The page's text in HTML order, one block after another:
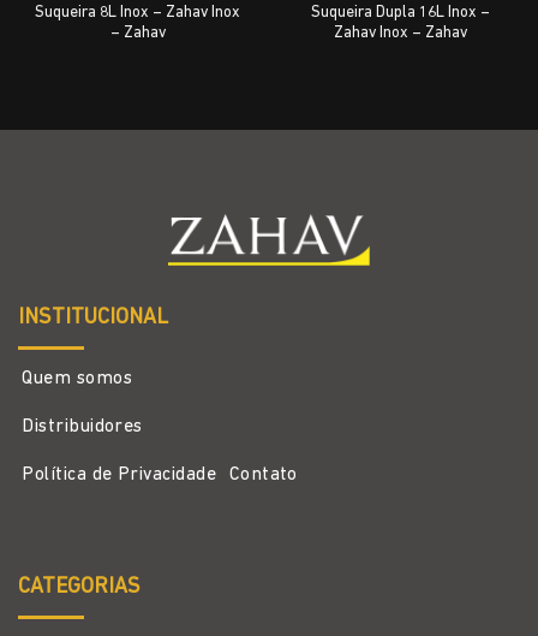
Suqueira 8L Inox – Zahav Inox
– Zahav
Suqueira Dupla 16L Inox –
Zahav Inox – Zahav
INSTITUCIONAL
Quem somos
Distribuidores
Política de Privacidade Contato
CATEGORIAS